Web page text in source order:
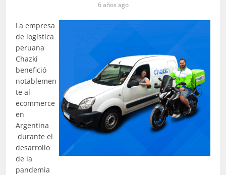
6 años ago
La empresa
de logística
peruana
Chazki
benefició
notablemen
te al
ecommerce
en
Argentina
durante el
desarrollo
de la
pandemia